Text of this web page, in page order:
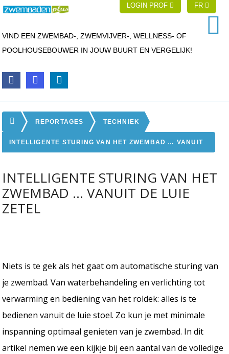
LOGIN PROF FR
VIND EEN ZWEMBAD-, ZWEMVIJVER-, WELLNESS- OF
POOLHOUSEBOUWER IN JOUW BUURT EN VERGELIJK!
REPORTAGES TECHNIEK
INTELLIGENTE STURING VAN HET ZWEMBAD … VANUIT
INTELLIGENTE STURING VAN HET
ZWEMBAD … VANUIT DE LUIE
ZETEL
Niets is te gek als het gaat om automatische sturing van
je zwembad. Van waterbehandeling en verlichting tot
verwarming en bediening van het roldek: alles is te
bedienen vanuit de luie stoel. Zo kun je met minimale
inspanning optimaal genieten van je zwembad. In dit
artikel nemen we een kijkje bij een aantal van de volledige